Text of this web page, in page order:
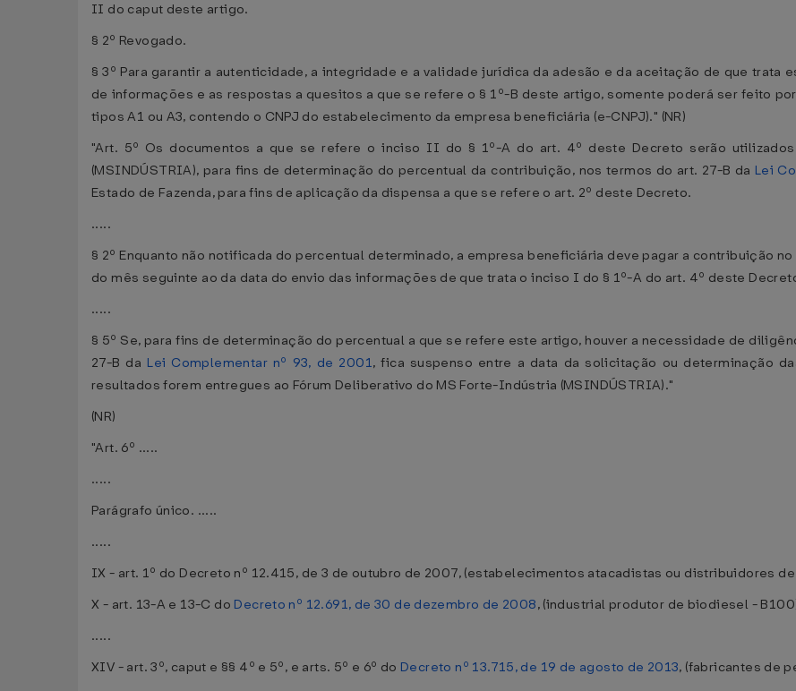
II do caput deste artigo.
§ 2º Revogado.
§ 3º Para garantir a autenticidade, a integridade e a validade jurídica da adesão e da aceitação de que trata
de informações e as respostas a quesitos a que se refere o § 1º-B deste artigo, somente poderá ser feito
tipos A1 ou A3, contendo o CNPJ do estabelecimento da empresa beneficiária (e-CNPJ)." (NR)
"Art. 5º Os documentos a que se refere o inciso II do § 1º-A do art. 4º deste Decreto serão
(MSINDÚSTRIA), para fins de determinação do percentual da contribuição, nos termos do art. 27-B da Lei
Estado de Fazenda, para fins de aplicação da dispensa a que se refere o art. 2º deste Decreto.
.....
§ 2º Enquanto não notificada do percentual determinado, a empresa beneficiária deve pagar a contribuição
do mês seguinte ao da data do envio das informações de que trata o inciso I do § 1º-A do art. 4º deste
.....
§ 5º Se, para fins de determinação do percentual a que se refere este artigo, houver a necessidade de
27-B da Lei Complementar nº 93, de 2001, fica suspenso entre a data da solicitação ou determinação
resultados forem entregues ao Fórum Deliberativo do MS Forte-Indústria (MSINDÚSTRIA)."
(NR)
"Art. 6º .....
.....
Parágrafo único. .....
.....
IX - art. 1º do Decreto nº 12.415, de 3 de outubro de 2007, (estabelecimentos atacadistas ou distribuidores
X - art. 13-A e 13-C do Decreto nº 12.691, de 30 de dezembro de 2008, (industrial produtor de biodiesel -
.....
XIV - art. 3º, caput e §§ 4º e 5º, e arts. 5º e 6º do Decreto nº 13.715, de 19 de agosto de 2013, (fabricantes de